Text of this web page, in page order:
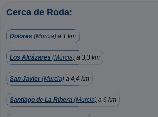
Cerca de Roda:
Dolores (Murcia) a 1 km
Los Alcázares (Murcia) a 3,3 km
San Javier (Murcia) a 4,4 km
Santiago de La Ribera (Murcia) a 6 km